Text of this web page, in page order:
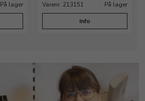
På lager Varenr. 213151 På lager
Info